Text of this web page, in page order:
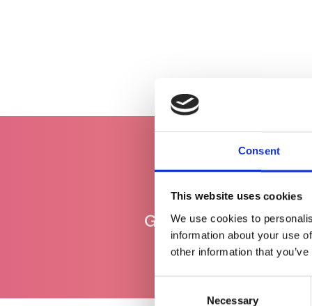
Consent
This website uses cookies
We use cookies to
information about your use
other information that
Selection
Necessary
Gratis levering
vanaf €100